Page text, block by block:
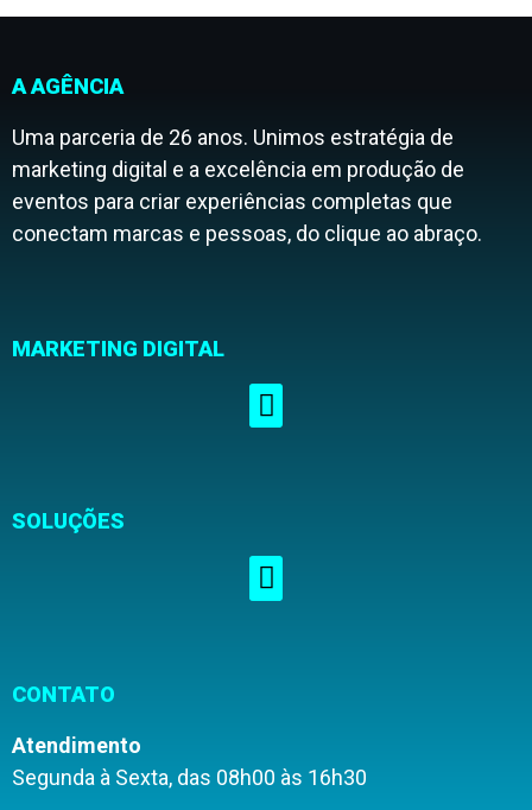
A AGÊNCIA
Uma parceria de 26 anos. Unimos estratégia de
marketing digital e a excelência em produção de
eventos para criar experiências completas que
conectam marcas e pessoas, do clique ao abraço.
MARKETING DIGITAL
SOLUÇÕES
CONTATO
Atendimento
Segunda à Sexta, das 08h00 às 16h30